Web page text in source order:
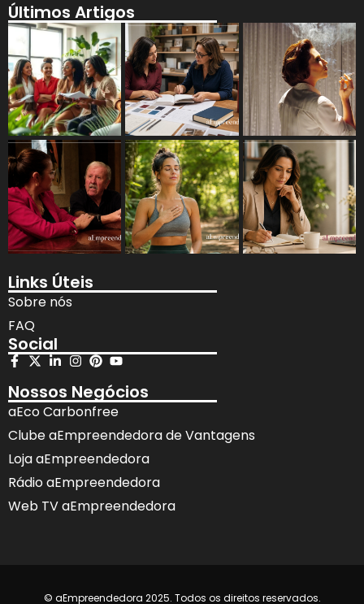
Últimos Artigos
Links Úteis
Sobre nós
FAQ
Social
Nossos Negócios
aEco Carbonfree
Clube aEmpreendedora de Vantagens
Loja aEmpreendedora
Rádio aEmpreendedora
Web TV aEmpreendedora
© aEmpreendedora 2025. Todos os direitos reservados.